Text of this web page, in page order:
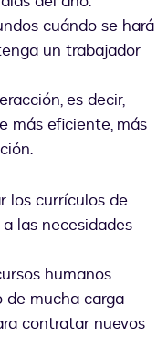
cuándo se hará
un trabajador
es decir,
más eficiente, más
los currículos de
las necesidades
humanos
de mucha carga
contratar nuevos